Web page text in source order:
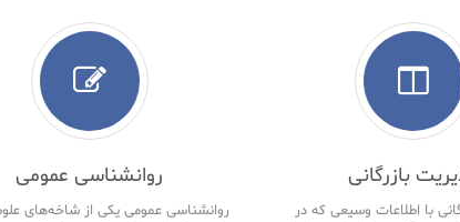
بازرگانی
با اطلاعات وسیعی که در
روانشناسی عمومی
روانشناسی عمومی یکی از شاخه‌های